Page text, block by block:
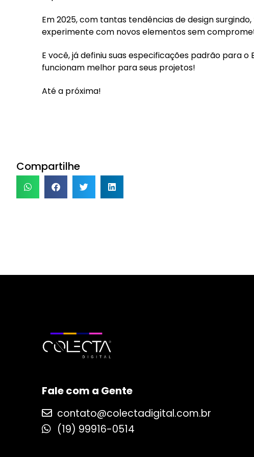
Em 2025, com tantas tendências de design
experimente com novos elementos sem
E você, já definiu suas especificações padrão para
funcionam melhor para seus projetos!
Até a próxima!
Compartilhe
Fale com a Gente
contato@colectadigital.com.br
(19) 99916-0514